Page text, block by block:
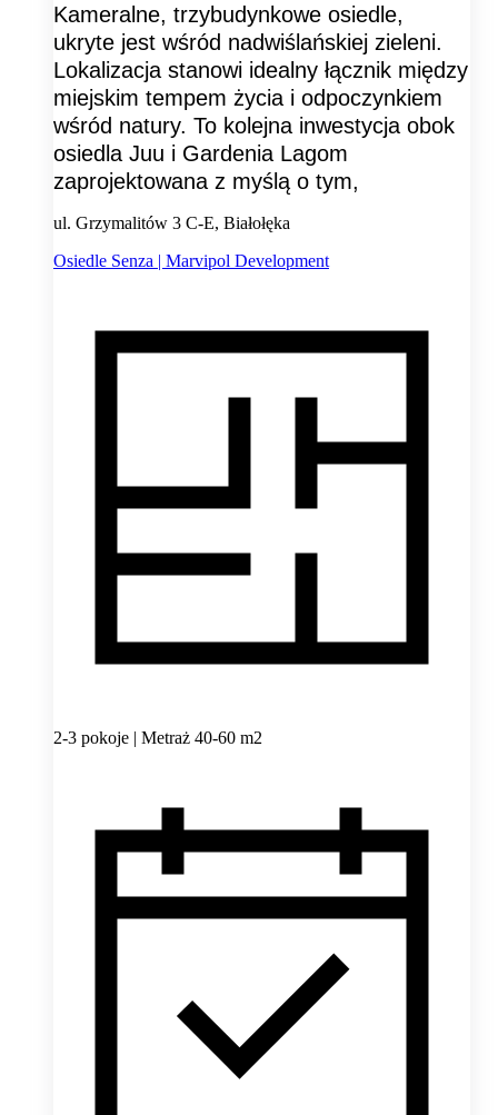
Kameralne, trzybudynkowe osiedle,
ukryte jest wśród nadwiślańskiej zieleni.
Lokalizacja stanowi idealny łącznik między
miejskim tempem życia i odpoczynkiem
wśród natury. To kolejna inwestycja obok
osiedla Juu i Gardenia Lagom
zaprojektowana z myślą o tym,
ul. Grzymalitów 3 C-E, Białołęka
Osiedle Senza | Marvipol Development
2-3 pokoje | Metraż 40-60 m2